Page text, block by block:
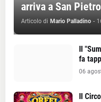
arriva a San
Articolo di Mario Palladino -
Il
fa
06
Il